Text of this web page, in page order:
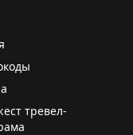
тревел-